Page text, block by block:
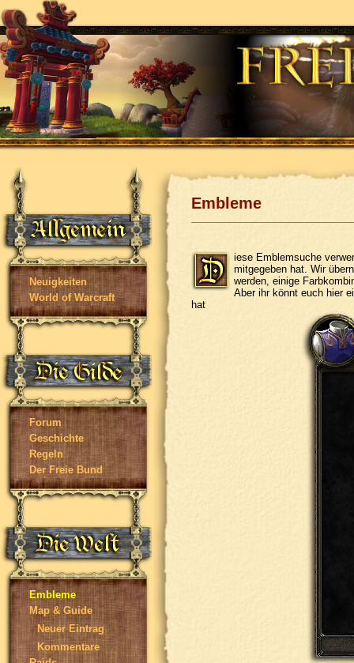
Neuigkeiten
World of Warcraft
Forum
Geschichte
Regeln
Der Freie Bund
Embleme
Map & Guide
Neuer Eintrag
Kommentare
Embleme
iese Emblemsuche
mitgegeben hat. Wir
werden, einige
Aber ihr könnt euch hier
hat